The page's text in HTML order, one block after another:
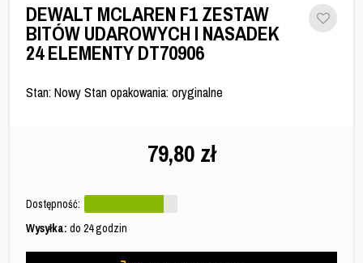
DEWALT MCLAREN F1 ZESTAW
BITÓW UDAROWYCH I NASADEK
24 ELEMENTY DT70906
Stan: Nowy Stan opakowania: oryginalne
79,80 zł
Dostępność:
Wysyłka: do 24 godzin